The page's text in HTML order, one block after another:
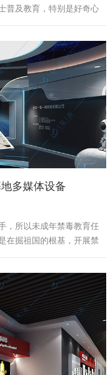
普及教育，特别是好奇心
的生活，避免更多的人收
防教育活动中的重要作
加强青少年防毒、拒毒意
设备。让未成年人群能够
科技有限公司科技有限公
如下。
多媒体设备
，所以未成年禁毒教育任
在掘祖国的根基，开展禁
下无毒”的愿景而不断提升
出的努力，以及毒品对我
传统毒品的原貌，知道罂
简单、大方、主题与章程
技的多媒体互动设备全景